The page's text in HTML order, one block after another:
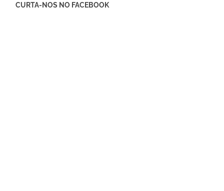
CURTA-NOS NO FACEBOOK